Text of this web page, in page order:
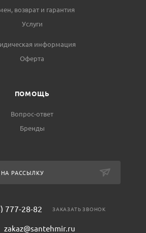
возврат и гарантия
Услуги
информация
Оферта
ПОМОЩЬ
Вопрос-ответ
Бренды
РАССЫЛКУ
777-28-82 ЗАКАЗАТЬ ЗВОНОК
zakaz@santehmir.ru